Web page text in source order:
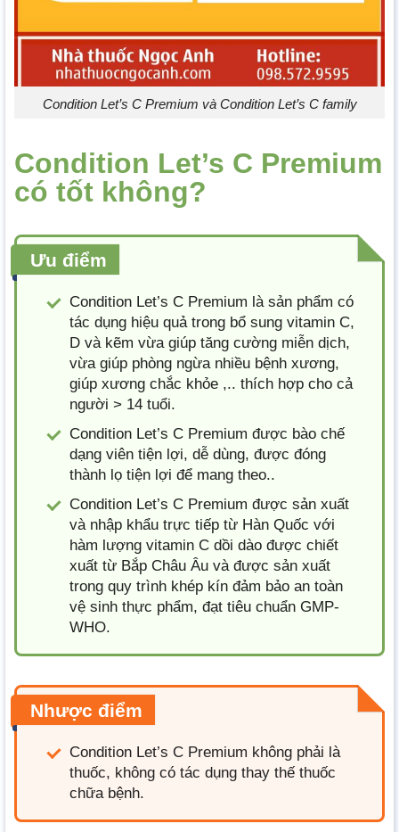
Condition Let’s C Premium và Condition Let’s C family
Condition Let’s C Premium
có tốt không?
Ưu điểm
Condition Let’s C Premium là sản phẩm có
tác dụng hiệu quả trong bổ sung vitamin C,
D và kẽm vừa giúp tăng cường miễn dịch,
vừa giúp phòng ngừa nhiều bệnh xương,
giúp xương chắc khỏe ,.. thích hợp cho cả
người > 14 tuổi.
Condition Let’s C Premium được bào chế
dạng viên tiện lợi, dễ dùng, được đóng
thành lọ tiện lợi để mang theo..
Condition Let’s C Premium được sản xuất
và nhập khẩu trực tiếp từ Hàn Quốc với
hàm lượng vitamin C dồi dào được chiết
xuất từ Bắp Châu Âu và được sản xuất
trong quy trình khép kín đảm bảo an toàn
vệ sinh thực phẩm, đạt tiêu chuẩn GMP-
WHO.
Nhược điểm
Condition Let’s C Premium không phải là
thuốc, không có tác dụng thay thế thuốc
chữa bệnh.